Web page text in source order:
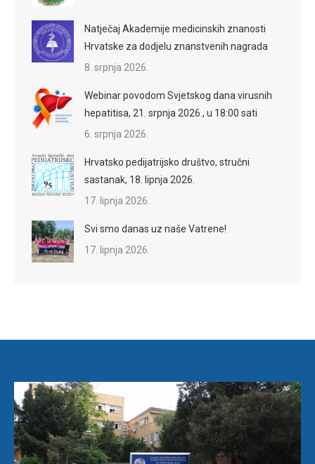
Natječaj Akademije medicinskih znanosti
Hrvatske za dodjelu znanstvenih nagrada
8. srpnja 2026.
Webinar povodom Svjetskog dana virusnih
hepatitisa, 21. srpnja 2026., u 18:00 sati
6. srpnja 2026.
Hrvatsko pedijatrijsko društvo, stručni
sastanak, 18. lipnja 2026.
17. lipnja 2026.
Svi smo danas uz naše Vatrene!
17. lipnja 2026.